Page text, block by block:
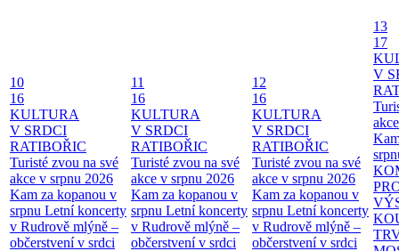
10
16
KULTURA
V SRDCI
RATIBOŘIC
Turisté zvou na své
akce v srpnu 2026
Kam za kopanou v
srpnu Letní koncerty
v Rudrově mlýně –
občerstvení v srdci
11
16
KULTURA
V SRDCI
RATIBOŘIC
Turisté zvou na své
akce v srpnu 2026
Kam za kopanou v
srpnu Letní koncerty
v Rudrově mlýně –
občerstvení v srdci
12
16
KULTURA
V SRDCI
RATIBOŘIC
Turisté zvou na své
akce v srpnu 2026
Kam za kopanou v
srpnu Letní koncerty
v Rudrově mlýně –
občerstvení v srdci
13
17
V